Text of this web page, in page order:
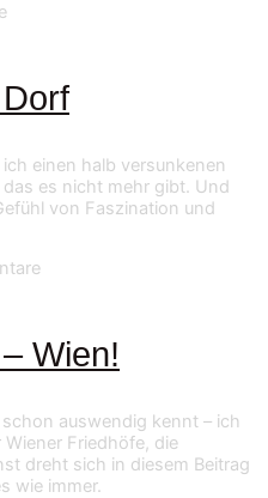
einen halb versunkenen
es nicht mehr gibt. Und
von Faszination und
Wien!
auswendig kennt – ich
Friedhöfe, die
dreht sich in diesem Beitrag
wie immer.